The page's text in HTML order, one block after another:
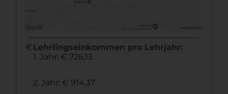
euro Lehrlingseinkommen pro Lehrjahr:
1. Jahr: € 726,13
2. Jahr: € 914,37